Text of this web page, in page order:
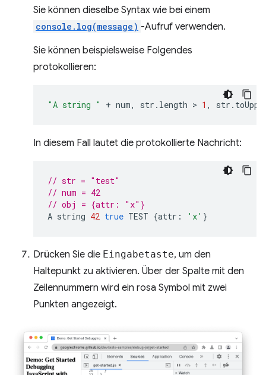
Sie können dieselbe Syntax wie bei einem
console.log(message) -Aufruf verwenden.
Sie können beispielsweise Folgendes
protokollieren:
"A string " + num, str . length > 1 , str .
In diesem Fall lautet die protokollierte Nachricht:
// str = "test"
// num = 42
// obj = {attr: "x"}
A string 42 true TEST {attr : 'x' }
Drücken Sie die Eingabetaste, um den
Haltepunkt zu aktivieren. Über der Spalte mit den
Zeilennummern wird ein rosa Symbol mit zwei
Punkten angezeigt.